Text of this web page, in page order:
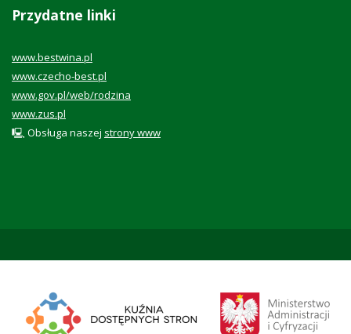
Przydatne linki
www.bestwina.pl
www.czecho-best.pl
www.gov.pl/web/rodzina
www.zus.pl
🖳 Obsługa naszej strony www